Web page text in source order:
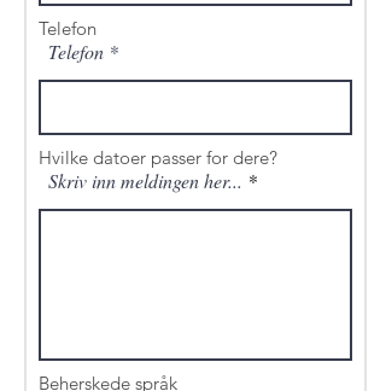
Telefon
Telefon
Hvilke datoer passer for dere?
Skriv inn meldingen her...
Beherskede språk